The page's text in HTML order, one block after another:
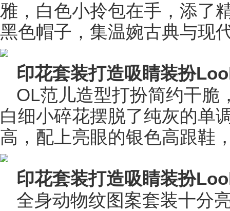
雅，白色小拎包在手，添了
黑色帽子，集温婉古典与现
印花套装打造吸睛装扮
OL范儿造型打扮简约干脆
白细小碎花摆脱了纯灰的单
高，配上亮眼的银色高跟鞋
印花套装打造吸睛装扮
全身动物纹图案套装十分